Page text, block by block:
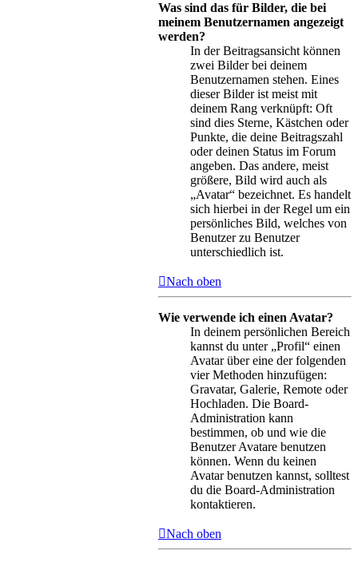
Was sind das für Bilder, die bei
meinem Benutzernamen angezeigt
werden?
In der Beitragsansicht können
zwei Bilder bei deinem
Benutzernamen stehen. Eines
dieser Bilder ist meist mit
deinem Rang verknüpft: Oft
sind dies Sterne, Kästchen oder
Punkte, die deine Beitragszahl
oder deinen Status im Forum
angeben. Das andere, meist
größere, Bild wird auch als
„Avatar“ bezeichnet. Es handelt
sich hierbei in der Regel um ein
persönliches Bild, welches von
Benutzer zu Benutzer
unterschiedlich ist.
Nach oben
Wie verwende ich einen Avatar?
In deinem persönlichen Bereich
kannst du unter „Profil“ einen
Avatar über eine der folgenden
vier Methoden hinzufügen:
Gravatar, Galerie, Remote oder
Hochladen. Die Board-
Administration kann
bestimmen, ob und wie die
Benutzer Avatare benutzen
können. Wenn du keinen
Avatar benutzen kannst, solltest
du die Board-Administration
kontaktieren.
Nach oben